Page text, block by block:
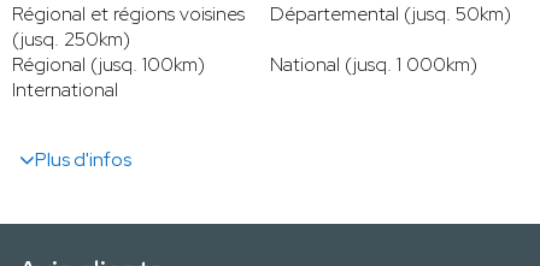
Régional et régions voisines
(jusq. 250km)
Départemental (jusq. 50km)
Régional (jusq. 100km)
National (jusq. 1 000km)
International
Plus d'infos